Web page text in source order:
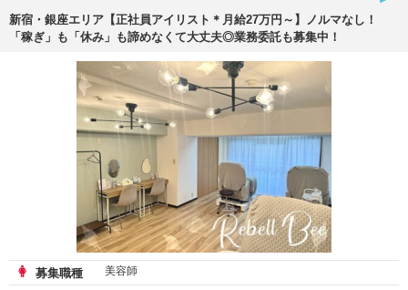
新宿・銀座エリア【正社員アイリスト＊月給27万円～】ノルマなし！
「稼ぎ」も「休み」も諦めなくて大丈夫◎業務委託も募集中！
募集職種
美容師